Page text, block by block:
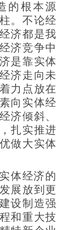
的根本源
。不论经
济都是我
济竞争中
是靠实体
济走向未
力点放在
向实体经
济倾斜、
扎实推进
做大实体
体经济的
展放到更
设制造强
和重大技